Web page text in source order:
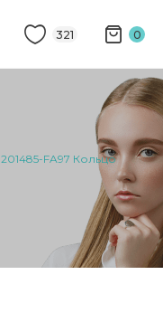
321 0
201485-FA97 Кольцо